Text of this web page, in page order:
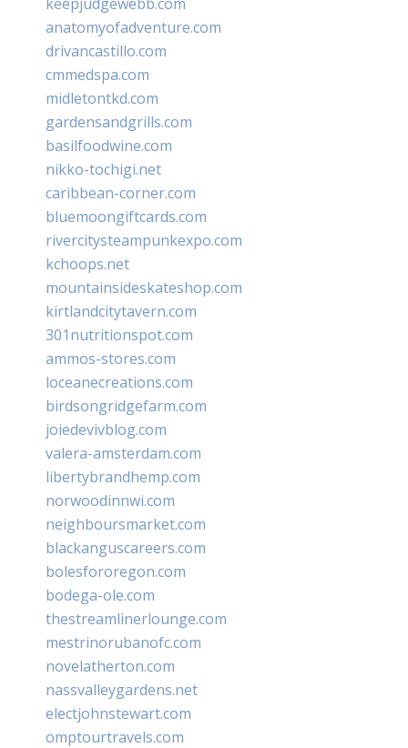
anatomyofadventure.com
drivancastillo.com
cmmedspa.com
midletontkd.com
gardensandgrills.com
basilfoodwine.com
nikko-tochigi.net
caribbean-corner.com
bluemoongiftcards.com
rivercitysteampunkexpo.com
kchoops.net
mountainsideskateshop.com
kirtlandcitytavern.com
301nutritionspot.com
ammos-stores.com
loceanecreations.com
birdsongridgefarm.com
joiedevivblog.com
valera-amsterdam.com
libertybrandhemp.com
norwoodinnwi.com
neighboursmarket.com
blackanguscareers.com
bolesfororegon.com
bodega-ole.com
thestreamlinerlounge.com
mestrinorubanofc.com
novelatherton.com
nassvalleygardens.net
electjohnstewart.com
omptourtravels.com